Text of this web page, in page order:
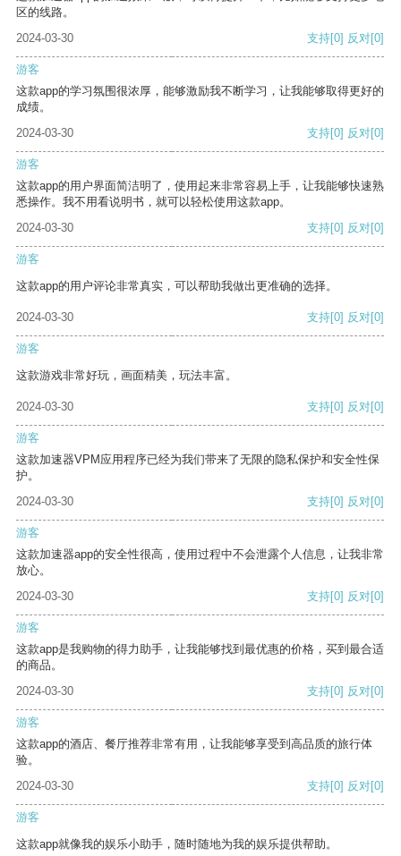
区的线路。
2024-03-30
支持[0] 反对[0]
游客
这款app的学习氛围很浓厚，能够激励我不断学习，让我能够取得更好的
成绩。
2024-03-30
支持[0] 反对[0]
游客
这款app的用户界面简洁明了，使用起来非常容易上手，让我能够快速熟
悉操作。我不用看说明书，就可以轻松使用这款app。
2024-03-30
支持[0] 反对[0]
游客
这款app的用户评论非常真实，可以帮助我做出更准确的选择。
2024-03-30 支持[0] 反对[0]
游客
这款游戏非常好玩，画面精美，玩法丰富。
2024-03-30 支持[0] 反对[0]
游客
这款加速器VPM应用程序已经为我们带来了无限的隐私保护和安全性保
护。
2024-03-30
支持[0] 反对[0]
游客
这款加速器app的安全性很高，使用过程中不会泄露个人信息，让我非常
放心。
2024-03-30
支持[0] 反对[0]
游客
这款app是我购物的得力助手，让我能够找到最优惠的价格，买到最合适
的商品。
2024-03-30
支持[0] 反对[0]
游客
这款app的酒店、餐厅推荐非常有用，让我能够享受到高品质的旅行体
验。
2024-03-30
支持[0] 反对[0]
游客
这款app就像我的娱乐小助手，随时随地为我的娱乐提供帮助。